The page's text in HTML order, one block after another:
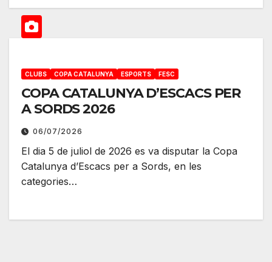
CLUBS COPA CATALUNYA ESPORTS FESC
COPA CATALUNYA D’ESCACS PER
A SORDS 2026
06/07/2026
El dia 5 de juliol de 2026 es va disputar la Copa
Catalunya d’Escacs per a Sords, en les
categories…